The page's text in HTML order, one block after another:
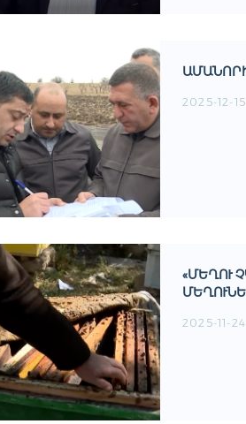
2025-12-
«ՄԵՂՈՒ
2025-11-